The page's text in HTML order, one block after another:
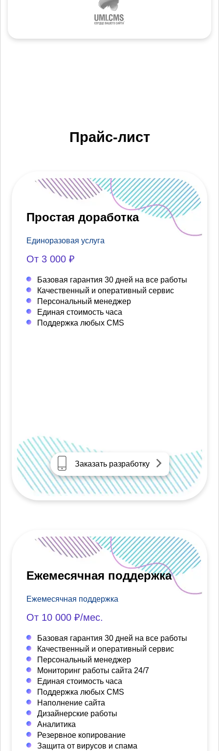
Прайс-лист
Простая доработка
Единоразовая услуга
От 3 000 ₽
Базовая гарантия 30 дней на все работы
Качественный и оперативный сервис
Персональный менеджер
Единая стоимость часа
Поддержка любых CMS
Заказать разработку
Ежемесячная поддержка
Ежемесячная поддержка
От 10 000 ₽/мес.
Базовая гарантия 30 дней на все работы
Качественный и оперативный сервис
Персональный менеджер
Мониторинг работы сайта 24/7
Единая стоимость часа
Поддержка любых CMS
Наполнение сайта
Дизайнерские работы
Аналитика
Резервное копирование
Защита от вирусов и спама